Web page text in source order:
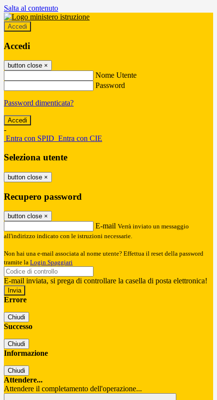
Salta al contenuto
Accedi
Accedi
button close ×
Nome Utente
Password
Password dimenticata?
-
Entra con SPID Entra con CIE
Seleziona utente
button close ×
Recupero password
button close ×
E-mail Verrà inviato un messaggio
all'indirizzo indicato con le istruzioni necessarie.
Non hai una e-mail associata al nome utente? Effettua il reset della password
tramite la Login Spaggiari
E-mail inviata, si prega di controllare la casella di posta elettronica!
Errore
Chiudi
Successo
Chiudi
Informazione
Chiudi
Attendere...
Attendere il completamento dell'operazione...